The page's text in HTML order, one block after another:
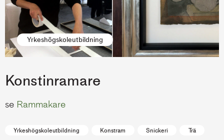
Yrkeshögskoleutbildning
Konstinramare
se Rammakare
Yrkeshögskoleutbildning Konstram Snickeri Trä